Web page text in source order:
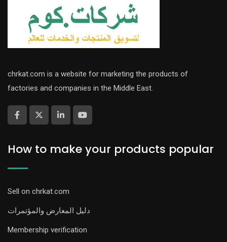
chrkat.com is a website for marketing the products of
factories and companies in the Middle East.
How to make your products popular
Sell on chrkat.com
دليل المعارض والمؤتمرات
Membership verification